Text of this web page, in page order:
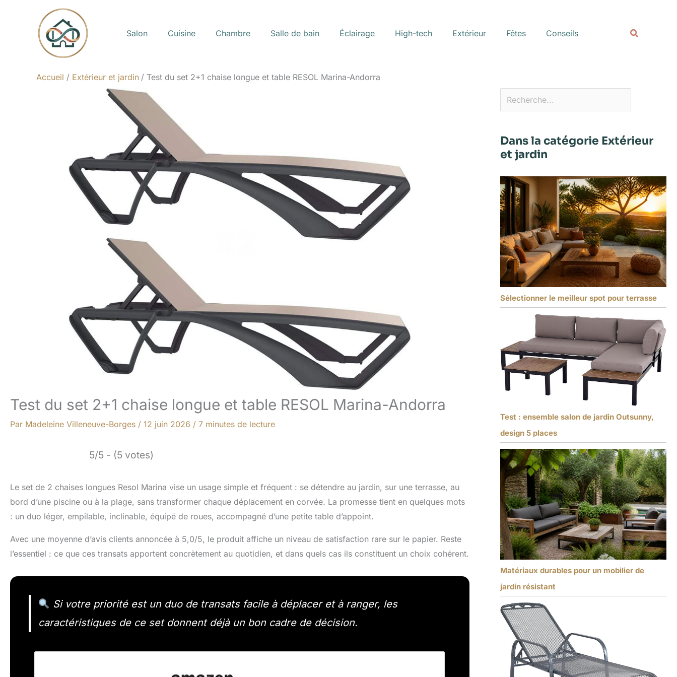
Salon Cuisine Chambre Salle de bain Éclairage High-tech Extérieur Fêtes Conseils
Accueil Extérieur et jardin Test du set 2+1 chaise longue et table RESOL Marina-Andorra
Test du set 2+1 chaise longue et table RESOL Marina-Andorra
Par Madeleine Villeneuve-Borges / 12 juin 2026 / 7 minutes de lecture
5/5 - (5 votes)
Le set de 2 chaises longues Resol Marina vise un usage simple et fréquent : se détendre au jardin, sur une terrasse, au
bord d’une piscine ou à la plage, sans transformer chaque déplacement en corvée. La promesse tient en quelques mots
: un duo léger, empilable, inclinable, équipé de roues, accompagné d’une petite table d’appoint.
Avec une moyenne d’avis clients annoncée à 5,0/5, le produit affiche un niveau de satisfaction rare sur le papier. Reste
l’essentiel : ce que ces transats apportent concrètement au quotidien, et dans quels cas ils constituent un choix cohérent.
Si votre priorité est un duo de transats facile à déplacer et à ranger, les
caractéristiques de ce set donnent déjà un bon cadre de décision.
Dans la catégorie Extérieur
et jardin
Sélectionner le meilleur spot pour terrasse
Test : ensemble salon de jardin Outsunny,
design 5 places
Matériaux durables pour un mobilier de
jardin résistant